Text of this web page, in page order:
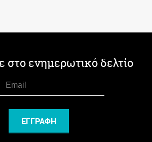
στο ενημερωτικό δελτίο